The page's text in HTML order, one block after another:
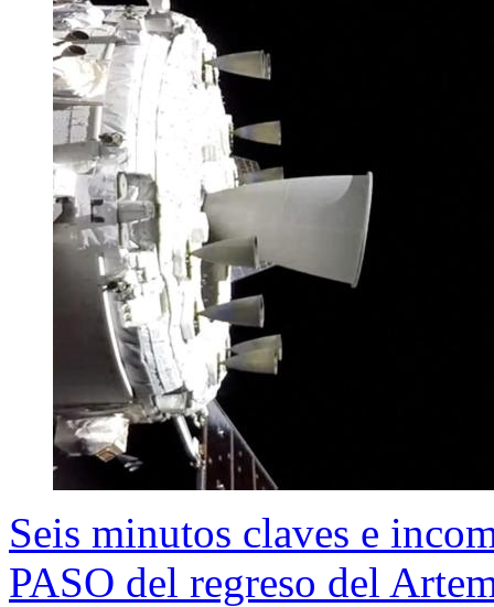
Seis minutos claves e
PASO del regreso del